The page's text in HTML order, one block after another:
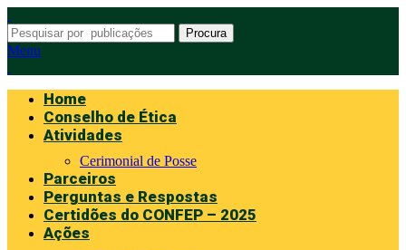
Procura
Menu
Home
Conselho de Ética
Atividades
Cerimonial de Posse
Parceiros
Perguntas e Respostas
Certidões do CONFEP – 2025
Ações